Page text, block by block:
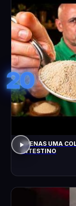
20
APENAS UMA
INTESTINO